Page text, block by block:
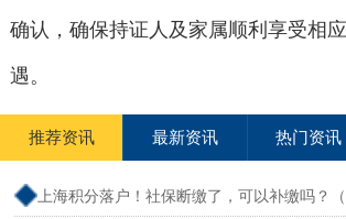
确认，确保持证人及家属顺利享受相
遇。
推荐资讯 最新资讯 热门资讯
上海积分落户！社保断缴了，可以补缴吗？